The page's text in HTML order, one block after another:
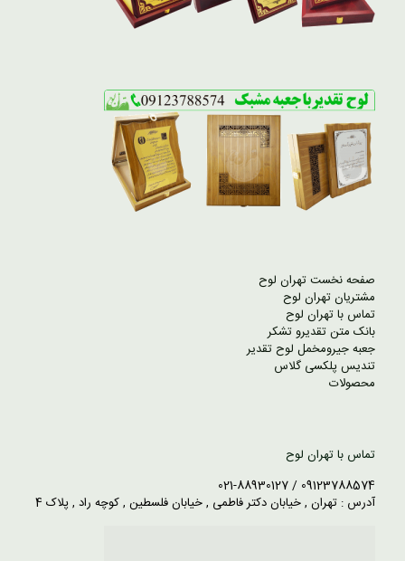
صفحه نخست تهران لوح
مشتریان تهران لوح
تماس با تهران لوح
بانک متن تقدیرو تشکر
جعبه جیرومخمل لوح تقدیر
تندیس پلکسی گلاس
محصولات
تماس با تهران لوح
09123788574 / 021-88930127
آدرس : تهران , خیابان دکتر فاطمی , خیابان فلسطین , کوچه راد , پلاک 4